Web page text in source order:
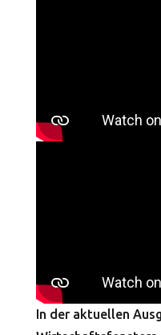
In der aktuellen